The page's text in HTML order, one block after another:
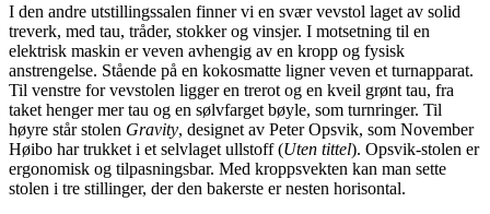
I den andre utstillingssalen finner vi en svær vevstol laget av solid
treverk, med tau, tråder, stokker og vinsjer. I motsetning til en
elektrisk maskin er veven avhengig av en kropp og fysisk
anstrengelse. Stående på en kokosmatte ligner veven et turnapparat.
Til venstre for vevstolen ligger en trerot og en kveil grønt tau, fra
taket henger mer tau og en sølvfarget bøyle, som turnringer. Til
høyre står stolen Gravity, designet av Peter Opsvik, som November
Høibo har trukket i et selvlaget ullstoff (Uten tittel). Opsvik-stolen er
ergonomisk og tilpasningsbar. Med kroppsvekten kan man sette
stolen i tre stillinger, der den bakerste er nesten horisontal.